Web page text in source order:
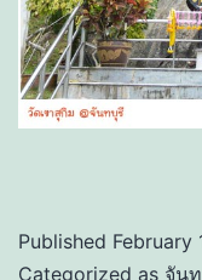
Published February
Categorized as จัน